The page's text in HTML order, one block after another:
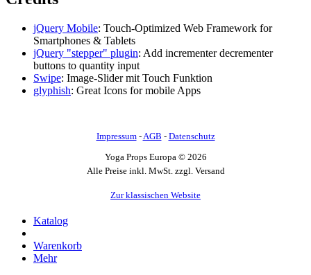
jQuery Mobile: Touch-Optimized Web Framework for
Smartphones & Tablets
jQuery "stepper" plugin: Add incrementer decrementer
buttons to quantity input
Swipe: Image-Slider mit Touch Funktion
glyphish: Great Icons for mobile Apps
Impressum-AGB - Datenschutz
Yoga Props Europa © 2026
Alle Preise inkl. MwSt. zzgl. Versand
Zur klassischen Website
Katalog
Warenkorb
Mehr